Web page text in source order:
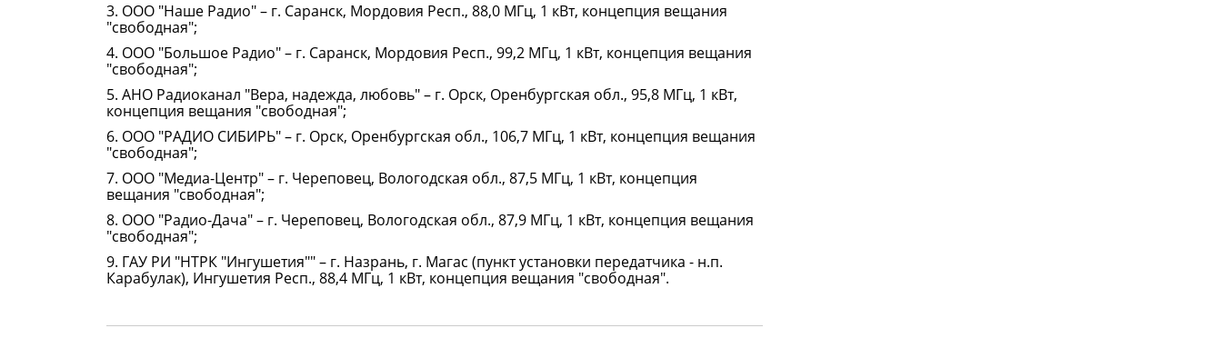
3. ООО "Наше Радио" – г. Саранск, Мордовия Респ., 88,0 МГц, 1 кВт, концепция вещания
"свободная";
4. ООО "Большое Радио" – г. Саранск, Мордовия Респ., 99,2 МГц, 1 кВт, концепция вещания
"свободная";
5. АНО Радиоканал "Вера, надежда, любовь" – г. Орск, Оренбургская обл., 95,8 МГц, 1 кВт,
концепция вещания "свободная";
6. ООО "РАДИО СИБИРЬ" – г. Орск, Оренбургская обл., 106,7 МГц, 1 кВт, концепция вещания
"свободная";
7. ООО "Медиа-Центр" – г. Череповец, Вологодская обл., 87,5 МГц, 1 кВт, концепция
вещания "свободная";
8. ООО "Радио-Дача" – г. Череповец, Вологодская обл., 87,9 МГц, 1 кВт, концепция вещания
"свободная";
9. ГАУ РИ "НТРК "Ингушетия"" – г. Назрань, г. Магас (пункт установки передатчика - н.п.
Карабулак), Ингушетия Респ., 88,4 МГц, 1 кВт, концепция вещания "свободная".